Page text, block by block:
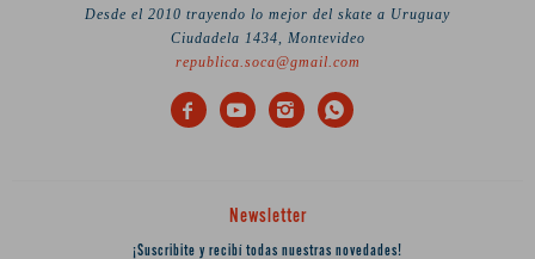
Desde el 2010 trayendo lo mejor del skate a Uruguay
Ciudadela 1434, Montevideo
republica.soca@gmail.com
   
Newsletter
¡Suscribite y recibí todas nuestras novedades!